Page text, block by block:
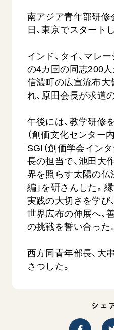
略年表
入会について
道府県中心会館
聖教ブックストア
Soka Gakkai グローバルサ
SGIピースサイト
SOKA
【被爆証言】「原爆の子
広島県 早志百…
南アジア青年部研
日、東京でスタートし
インド、タイ、マレ
の4カ国の同志200人
信濃町の広宣流布大
れ、原田会長が求道
午後には、教学研修
（創価文化センター
SGI（創価学会イン
長の担当で、池田大
界を照らす太陽の仏
編」を研さんした。
実践の大切さを学び
世界広布の伸展へ、
の挑戦を誓い合った。
西方同青年部長、大
さつした。
シェ